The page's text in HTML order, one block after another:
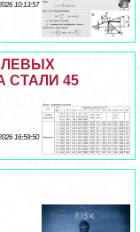
10:13:57
СТАЛИ 45
16:59:50